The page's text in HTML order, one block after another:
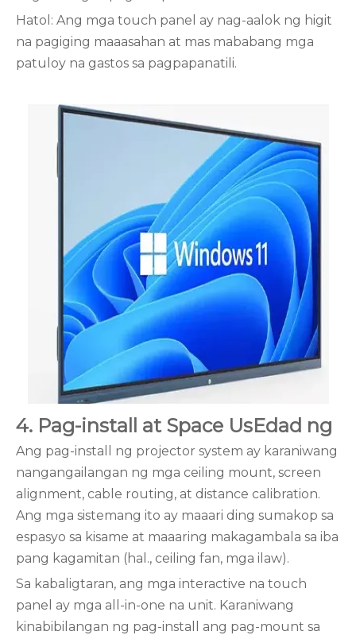
Hatol: Ang mga touch panel ay nag-aalok ng higit
na pagiging maaasahan at mas mababang mga
patuloy na gastos sa pagpapanatili.
4. Pag-install at Space UsEdad ng
Ang pag-install ng projector system ay karaniwang
nangangailangan ng mga ceiling mount, screen
alignment, cable routing, at distance calibration.
Ang mga sistemang ito ay maaari ding sumakop sa
espasyo sa kisame at maaaring makagambala sa iba
pang kagamitan (hal., ceiling fan, mga ilaw).
Sa kabaligtaran, ang mga interactive na touch
panel ay mga all-in-one na unit. Karaniwang
kinabibilangan ng pag-install ang pag-mount sa